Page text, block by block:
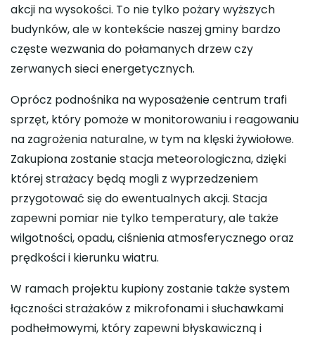
akcji na wysokości. To nie tylko pożary wyższych
budynków, ale w kontekście naszej gminy bardzo
częste wezwania do połamanych drzew czy
zerwanych sieci energetycznych.
Oprócz podnośnika na wyposażenie centrum trafi
sprzęt, który pomoże w monitorowaniu i reagowaniu
na zagrożenia naturalne, w tym na klęski żywiołowe.
Zakupiona zostanie stacja meteorologiczna, dzięki
której strażacy będą mogli z wyprzedzeniem
przygotować się do ewentualnych akcji. Stacja
zapewni pomiar nie tylko temperatury, ale także
wilgotności, opadu, ciśnienia atmosferycznego oraz
prędkości i kierunku wiatru.
W ramach projektu kupiony zostanie także system
łączności strażaków z mikrofonami i słuchawkami
podhełmowymi, który zapewni błyskawiczną i